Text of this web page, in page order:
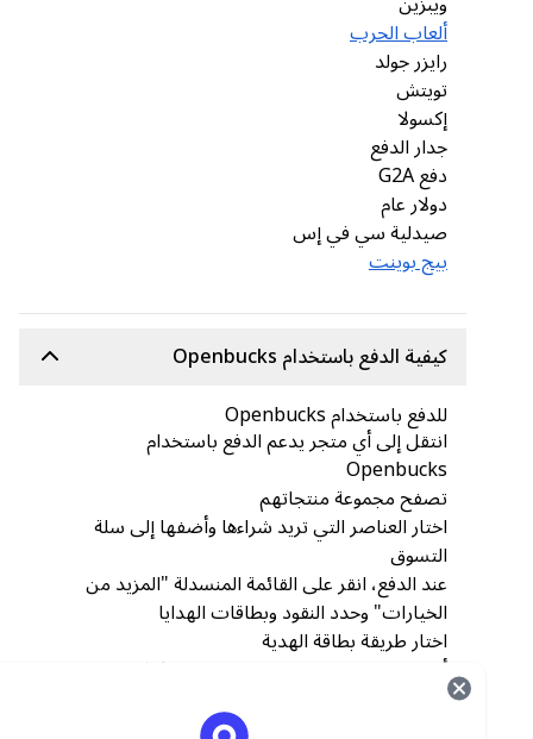
ألعاب الحرب
رايزر جولد
تويتش
إكسولا
جدار الدفع
دولار عام
صيدلية سي في إس
بيج بوينت
كيفية الدفع باستخدام Openbucks
للدفع باستخدام Openbucks
انتقل إلى أي متجر يدعم الدفع باستخدام
Openbucks
تصفح مجموعة منتجاتهم
اختار العناصر التي تريد شراءها وأضفها إلى سلة
التسوق
عند الدفع، انقر على القائمة المنسدلة "المزيد من
الخيارات" وحدد النقود وبطاقات الهدايا
اختار طريقة بطاقة الهدية
أدخلالرمز المرسل إلى عنوان بريدك الإلكتروني